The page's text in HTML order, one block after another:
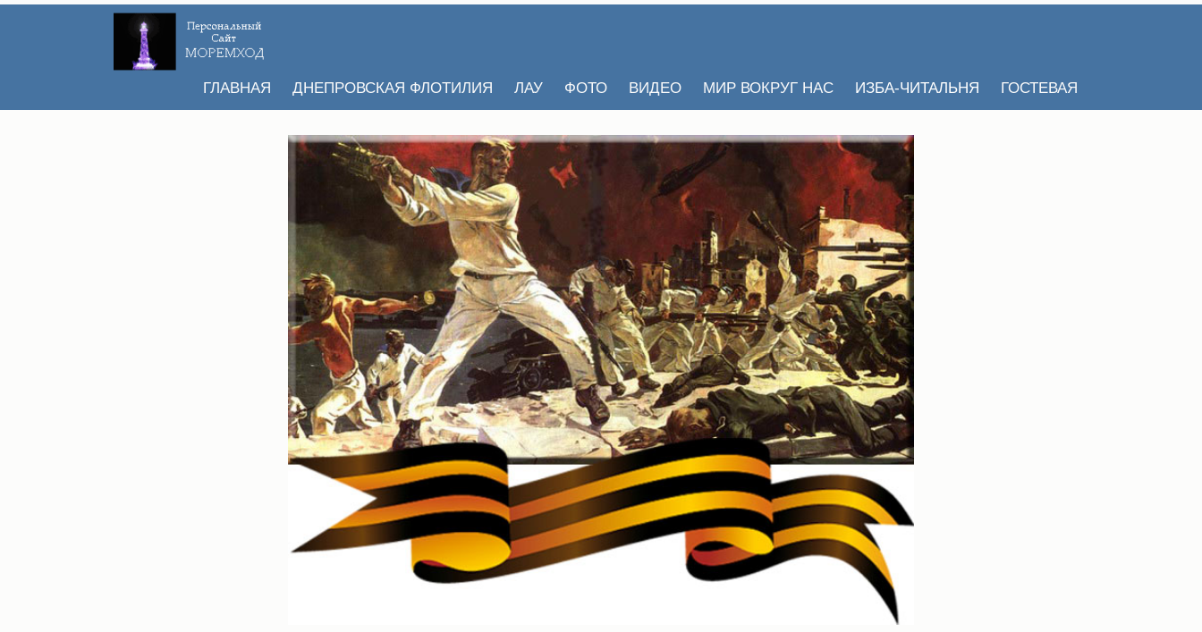
ГЛАВНАЯ ДНЕПРОВСКАЯ ФЛОТИЛИЯ ЛАУ ФОТО ВИДЕО МИР ВОКРУГ НАС ИЗБА-ЧИТАЛЬНЯ ГОСТЕВАЯ